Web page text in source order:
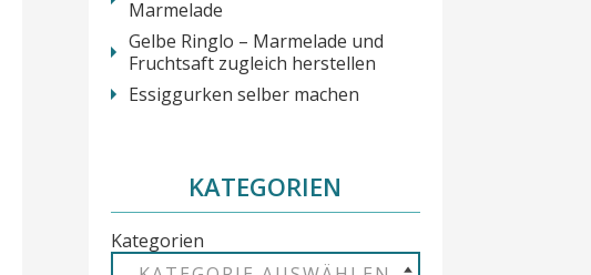
Marmelade
Gelbe Ringlo – Marmelade und
Fruchtsaft zugleich herstellen
Essiggurken selber machen
KATEGORIEN
Kategorien